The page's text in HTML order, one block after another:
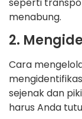
menabung.
2.
Cara
sejenak dan
harus Anda